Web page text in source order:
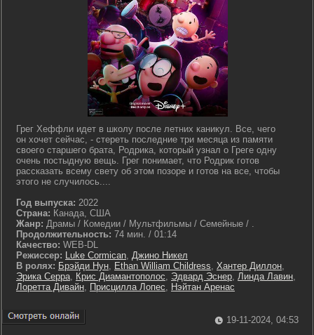
Грег Хеффли идет в школу после летних каникул. Все, чего
он хочет сейчас, - стереть последние три месяца из памяти
своего старшего брата, Родрика, который узнал о Греге одну
очень постыдную вещь. Грег понимает, что Родрик готов
рассказать всему свету об этом позоре и готов на все, чтобы
этого не случилось....
Год выпуска: 2022
Страна: Канада, США
Жанр: Драмы / Комедии / Мультфильмы / Семейные / .
Продолжительность: 74 мин. / 01:14
Качество: WEB-DL
Режиссер: Luke Cormican, Джино Никел
В ролях: Брэйди Нун, Ethan William Childress, Хантер Диллон,
Эрика Серра, Крис Диамантополос, Эдвард Эснер, Линда Лавин,
Лоретта Дивайн, Присцилла Лопес, Нэйтан Аренас
19-11-2024, 04:53